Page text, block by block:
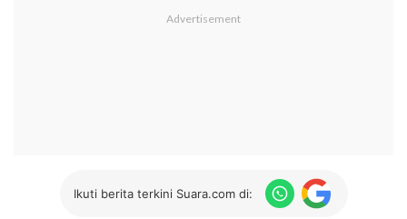
Ikuti berita terkini Suara.com di: